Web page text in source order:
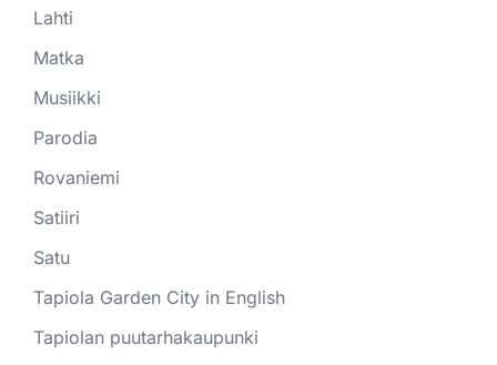
Lahti
Matka
Musiikki
Parodia
Rovaniemi
Satiiri
Satu
Tapiola Garden City in English
Tapiolan puutarhakaupunki